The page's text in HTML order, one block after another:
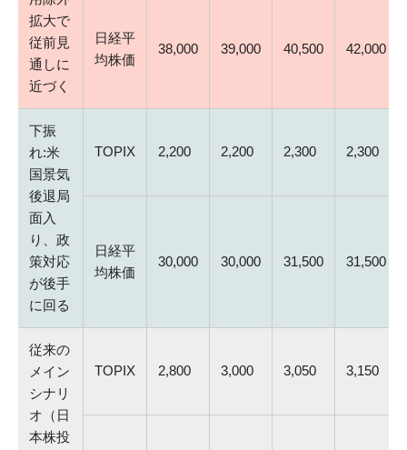
拡大で
従前見
通しに
近づく
日経平
均株価
38,000 39,000 40,500 42,000
下振
れ:米
国景気
後退局
面入
り、政
策対応
が後手
に回る
TOPIX 2,200 2,200 2,300 2,300
日経平
均株価
30,000 30,000 31,500 31,500
従来の
メイン
シナリ
オ（日
本株投
TOPIX 2,800 3,000 3,050 3,150